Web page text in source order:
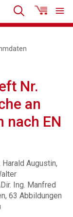
Nr.
an
nach EN
Harald Augustin,
Ing. Manfred
63 Abbildungen